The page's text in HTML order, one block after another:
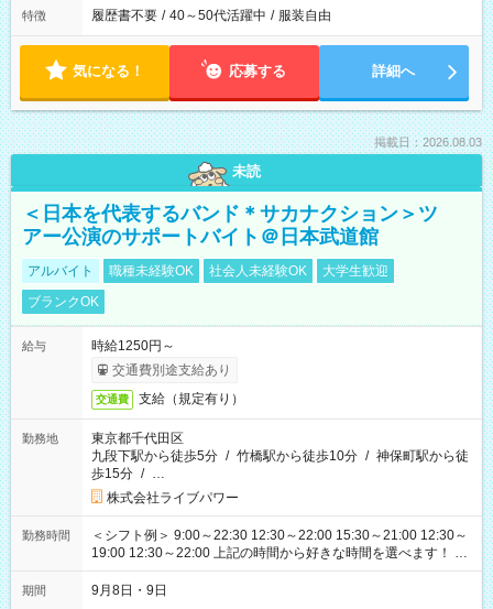
特徴 履歴書不要 / 40～50代活躍中 / 服装自由
気になる！ 応募する 詳細へ
掲載日：2026.08.03
未読
＜日本を代表するバンド＊サカナクション＞ツ
アー公演のサポートバイト＠日本武道館
アルバイト 職種未経験OK 社会人未経験OK
大学生歓迎
ブランクOK
給与
時給1250円～
交通費別途支給あり
交通費 支給（規定有り）
勤務地
東京都千代田区
九段下駅から徒歩5分 / 竹橋駅から徒歩10分 / 神保町駅から徒
歩15分 / …
株式会社ライブパワー
勤務時間
＜シフト例＞ 9:00～22:30 12:30～22:00 15:30～21:00 12:30～
19:00 12:30～22:00 上記の時間から好きな時間を選べます！ ※
時間は変更となる可能性があります
期間 9月8日・9日